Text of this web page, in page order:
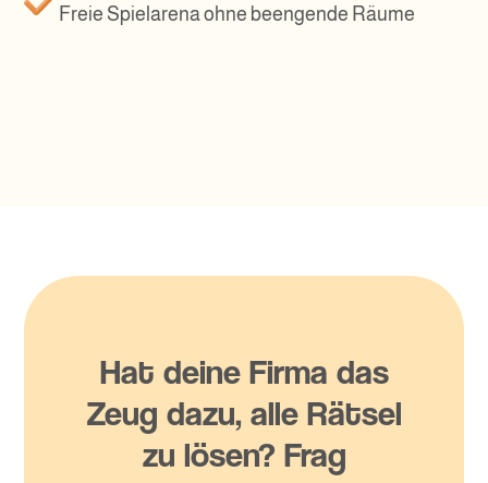
Freie Spielarena ohne beengende Räume
Hat deine Firma das
Zeug dazu, alle Rätsel
zu lösen? Frag